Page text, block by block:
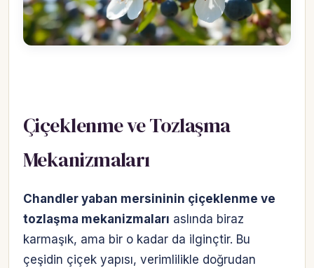
Çiçeklenme ve Tozlaşma
Mekanizmaları
Chandler yaban mersininin çiçeklenme ve
tozlaşma mekanizmaları aslında biraz
karmaşık, ama bir o kadar da ilginçtir. Bu
çeşidin çiçek yapısı, verimlilikle doğrudan